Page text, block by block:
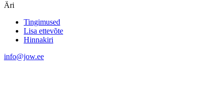
Äri
Tingimused
Lisa ettevõte
Hinnakiri
info@jow.ee